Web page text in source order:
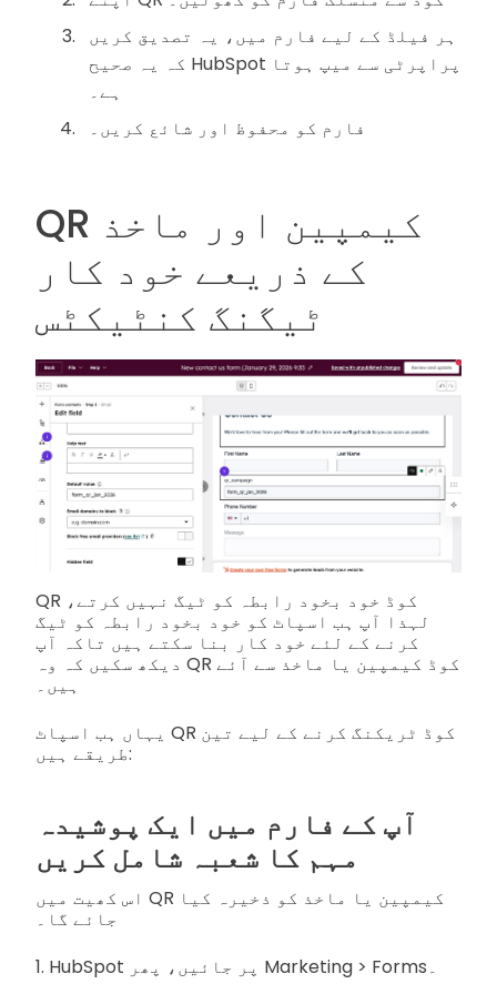
ہر فیلڈ کے لیے فارم میں، یہ تصدیق کریں
کہ یہ صحیح HubSpot پراپرٹی سے میپ ہوتا
ہے۔
فارم کو محفوظ اور شائع کریں۔
QR کیمپین اور ماخذ
کے ذریعے خود کار
ٹیگنگ کنٹیکٹس
QR کوڈ خود بخود رابطہ کو ٹیگ نہیں کرتے،
لہذا آپ ہب اسپاٹ کو خود بخود رابطہ کو ٹیگ
کرنے کے لئے خود کار بنا سکتے ہیں تاکہ آپ
دیکھ سکیں کہ وہ QR کوڈ کیمپین یا ماخذ سے آئے
ہیں۔
یہاں ہب اسپاٹ QR کوڈ ٹریکنگ کرنے کے لیے تین
طریقے ہیں:
آپ کے فارم میں ایک پوشیدہ
مہم کا شعبہ شامل کریں
اس کھیت میں QR کیمپین یا ماخذ کو ذخیرہ کیا
جائے گا۔
1. HubSpot پر جائیں، پھر Marketing > Forms۔